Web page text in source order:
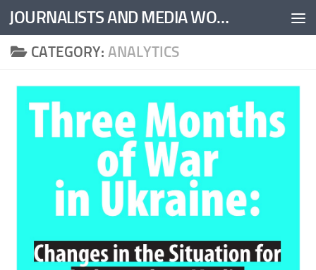
Skip to content JOURNALISTS AND MEDIA WORKERS UNITED
CATEGORY: ANALYTICS